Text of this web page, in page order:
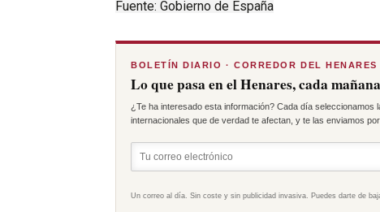
Fuente: Gobierno de España
BOLETÍN DIARIO · CORREDOR DEL HENARES
Lo que pasa en el Henares, cada
¿Te ha interesado esta información? Cada día
internacionales que de verdad te afectan, y te las enviamos
Un correo al día. Sin coste y sin publicidad invasiva. Puedes darte de